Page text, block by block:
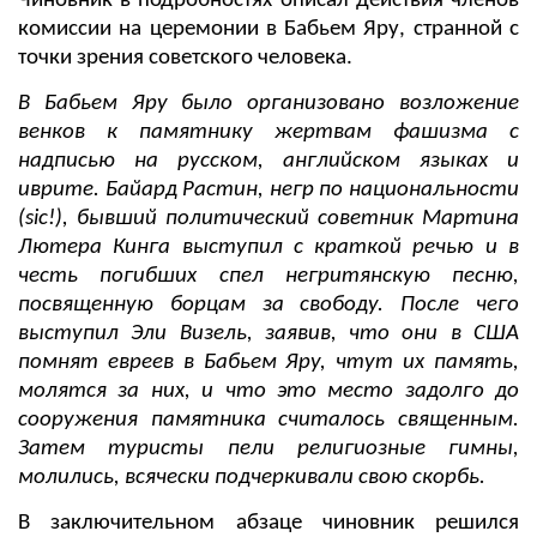
комиссии на церемонии в Бабьем Яру, странной с
точки зрения советского человека.
В Бабьем Яру было организовано возложение
венков к памятнику жертвам фашизма с
надписью на русском, английском языках и
иврите. Байард Растин, негр по национальности
(sic!), бывший политический советник Мартина
Лютера Кинга выступил с краткой речью и в
честь погибших спел негритянскую песню,
посвященную борцам за свободу. После чего
выступил Эли Визель, заявив, что они в США
помнят евреев в Бабьем Яру, чтут их память,
молятся за них, и что это место задолго до
сооружения памятника считалось священным.
Затем туристы пели религиозные гимны,
молились, всячески подчеркивали свою скорбь.
В заключительном абзаце чиновник решился